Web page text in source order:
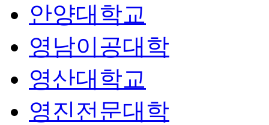
안양대학교
영남이공대학
영산대학교
영진전문대학